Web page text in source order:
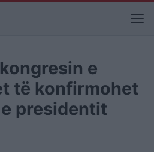
e
të konfirmohet
presidentit